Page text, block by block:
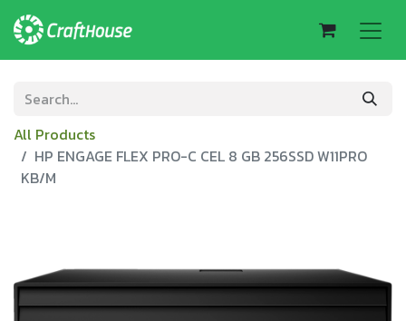
All Products
HP ENGAGE FLEX PRO-C CEL 8 GB 256SSD W11PRO
KB/M